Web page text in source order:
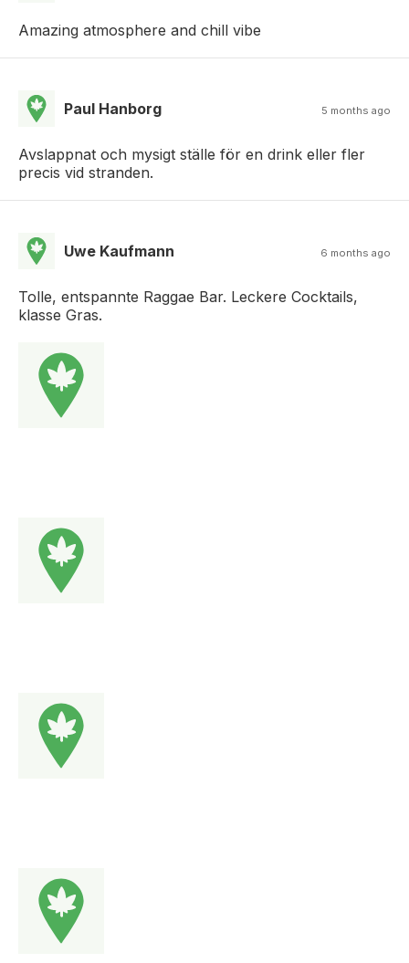
Amazing atmosphere and chill vibe
Paul Hanborg 5 months ago
Avslappnat och mysigt ställe för en drink eller fler
precis vid stranden.
Uwe Kaufmann 6 months ago
Tolle, entspannte Raggae Bar. Leckere Cocktails,
klasse Gras.